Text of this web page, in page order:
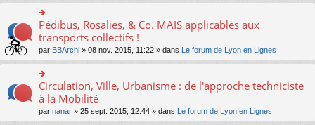
s
ré
c
e
nt
le
pl
u
s
c
nt
n
o
n
lu
le
pl
u
s
ré
e
s
g
e
n
o
n
lu
le
pl
u
le
m
e
s
a
e
n
o
n
s
ult
er
le
m
e
s
s
a
g
e
o
n
ult
er
le
m
e
s
Pédibus, Rosalies, & Co. MAIS applicables aux
transports collectifs !
par BBArchi » 08 nov. 2015, 11:22 » dans Le forum de Lyon en Lignes
o
n
ult
Circulation, Ville, Urbanisme : de l'approche techniciste
à la Mobilité
par nanar » 25 sept. 2015, 12:44 » dans Le forum de Lyon en Lignes